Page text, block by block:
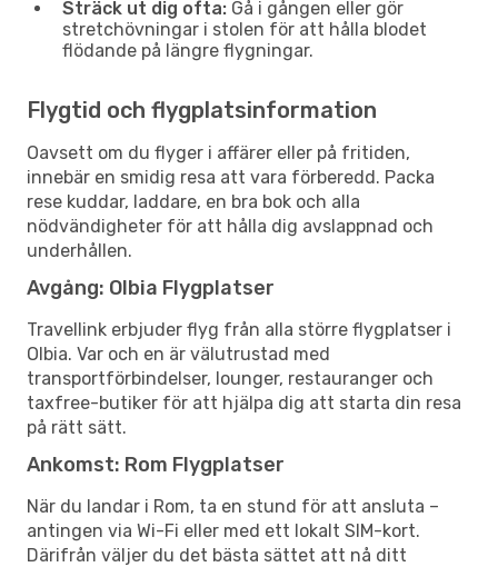
Sträck ut dig ofta: Gå i gången eller gör
stretchövningar i stolen för att hålla blodet
flödande på längre flygningar.
Flygtid och flygplatsinformation
Oavsett om du flyger i affärer eller på fritiden,
innebär en smidig resa att vara förberedd. Packa
rese kuddar, laddare, en bra bok och alla
nödvändigheter för att hålla dig avslappnad och
underhållen.
Avgång: Olbia Flygplatser
Travellink erbjuder flyg från alla större flygplatser i
Olbia. Var och en är välutrustad med
transportförbindelser, lounger, restauranger och
taxfree-butiker för att hjälpa dig att starta din resa
på rätt sätt.
Ankomst: Rom Flygplatser
När du landar i Rom, ta en stund för att ansluta –
antingen via Wi-Fi eller med ett lokalt SIM-kort.
Därifrån väljer du det bästa sättet att nå ditt